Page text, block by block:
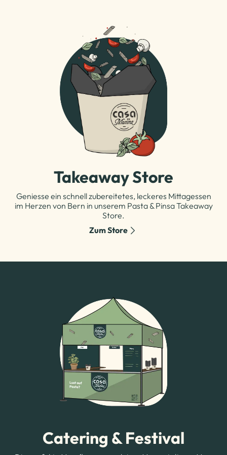
Catering & Festival
Takeaway Store
Geniesse ein schnell zubereitetes, leckeres Mittagessen
im Herzen von Bern in unserem Pasta & Pinsa Takeaway
Store.
Zum Store